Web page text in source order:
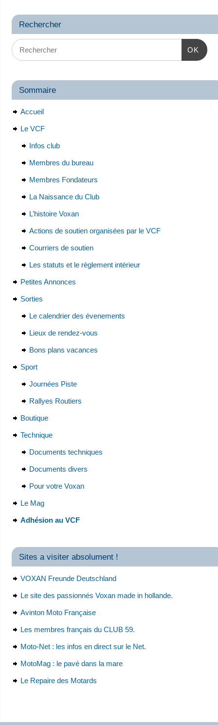
Rechercher
OK
Sommaire
Accueil
Le VCF
Infos club
Membres du bureau
Membres Fondateurs
La Naissance du Club
L’histoire Voxan
Actions de soutien organisées par le VCF
Courriers de soutien
Les statuts et le règlement intérieur
Petites Annonces
Sorties
Le calendrier des évenements
Lieux de rendez-vous
Bons plans vacances
Sport
Journées Piste
Rallyes Routiers
Boutique
Technique
Documents techniques
Documents divers
Pour votre Voxan
Le Mag
Adhésion au VCF
Sites a visiter absolument !
VOXAN Freunde Deutschland
Le site des passionnés Voxan made in hollande.
Avinton Moto Française
Les membres français du CLUB 59.
Moto-Net : les infos en direct sur le Net.
MotoMag : le pavé dans la mare
Le Repaire des Motards